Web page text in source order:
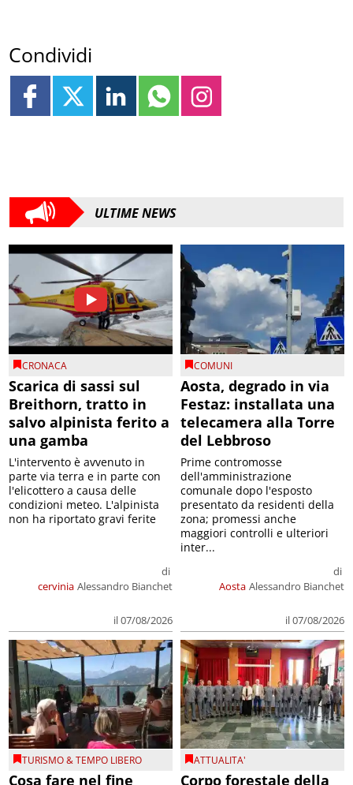
Condividi
ULTIME NEWS
CRONACA
Scarica di sassi sul
Breithorn, tratto in
salvo alpinista ferito a
una gamba
cervinia
di
Alessandro Bianchet
il 07/08/2026
L'intervento è avvenuto in
parte via terra e in parte con
l'elicottero a causa delle
condizioni meteo. L'alpinista
non ha riportato gravi ferite
COMUNI
Aosta, degrado in via
Festaz: installata una
telecamera alla Torre
del Lebbroso
Aosta
di
Alessandro Bianchet
il 07/08/2026
Prime contromosse
dell'amministrazione
comunale dopo l'esposto
presentato da residenti della
zona; promessi anche
maggiori controlli e ulteriori
inter...
TURISMO & TEMPO LIBERO
Cosa fare nel fine
ATTUALITA'
Corpo forestale della